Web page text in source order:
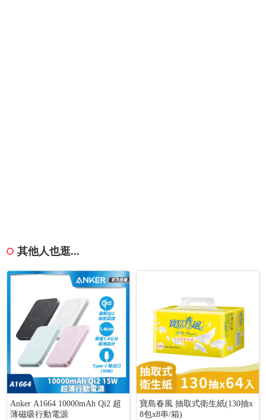
其他人也逛...
Anker A1664 10000mAh Qi2 超
薄磁吸行動電源
寶島春風 抽取式衛生紙(130抽x
8包x8串/箱)